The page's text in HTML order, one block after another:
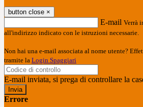
button close ×
E-mail Verrà
all'indirizzo indicato con le istruzioni necessarie.
Non hai una e-mail associata al nome utente?
tramite la Login Spaggiari
E-mail inviata, si prega di controllare la
Errore